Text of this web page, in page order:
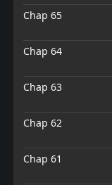
Chap 65
Chap 64
Chap 63
Chap 62
Chap 61